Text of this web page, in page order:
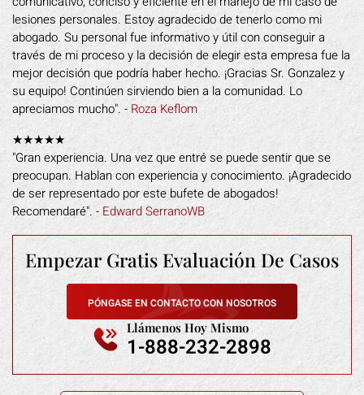
lesiones personales. Estoy agradecido de tenerlo como mi
abogado. Su personal fue informativo y útil con conseguir a
través de mi proceso y la decisión de elegir esta empresa fue la
mejor decisión que podría haber hecho. ¡Gracias Sr. Gonzalez y
su equipo! Continúen sirviendo bien a la comunidad. Lo
apreciamos mucho". - Roza Keflom
★★★★★
"Gran experiencia. Una vez que entré se puede sentir que se
preocupan. Hablan con experiencia y conocimiento. ¡Agradecido
de ser representado por este bufete de abogados!
Recomendaré". - Edward SerranoWB
Empezar GratisEvaluación De Casos
PÓNGASE EN CONTACTO CON NOSOTROS
Llámenos Hoy Mismo
1-888-232-2898